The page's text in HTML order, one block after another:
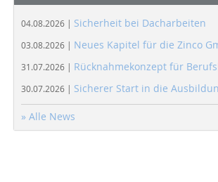
04.08.2026 | Sicherheit bei Dacharbeiten
03.08.2026 | Neues Kapitel für die Zinco
31.07.2026 | Rücknahmekonzept für
30.07.2026 | Sicherer Start in die
» Alle News